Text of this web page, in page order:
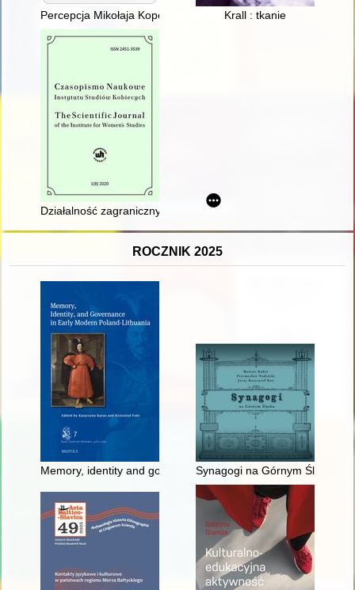
Percepcja Mikołaja Kopernika w aktualnych badaniach
Krall : tkanie
Działalność zagranicznych ruchów kobiecych w świetle
ROCZNIK 2025
Memory, identity and governance in early modern Poland-
Synagogi na Górnym Śląsku